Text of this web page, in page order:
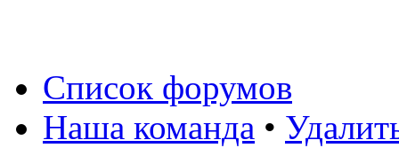
Список форумов
Наша команда •